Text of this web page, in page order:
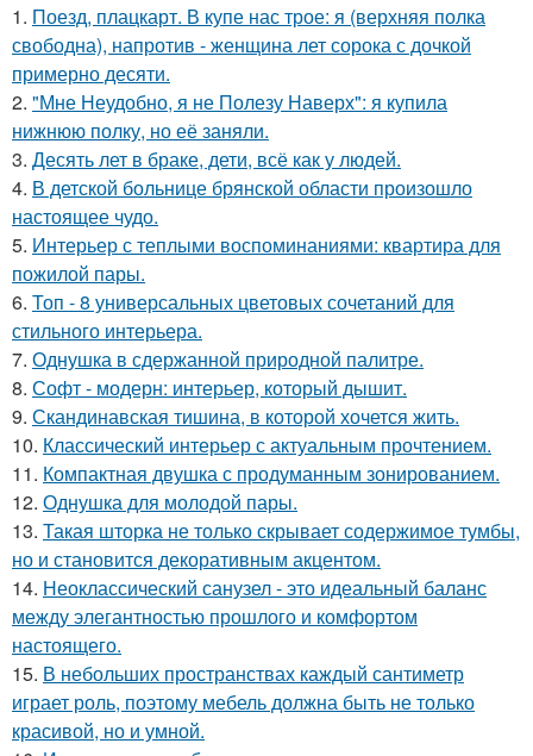
1. Поезд, плацкарт. В купе нас трое: я (верхняя полка
свободна), напротив - женщина лет сорока с дочкой
примерно десяти.
2. "Мне Неудобно, я не Полезу Наверх": я купила
нижнюю полку, но её заняли.
3. Десять лет в браке, дети, всё как у людей.
4. В детской больнице брянской области произошло
настоящее чудо.
5. Интерьер с теплыми воспоминаниями: квартира для
пожилой пары.
6. Топ - 8 универсальных цветовых сочетаний для
стильного интерьера.
7. Однушка в сдержанной природной палитре.
8. Софт - модерн: интерьер, который дышит.
9. Скандинавская тишина, в которой хочется жить.
10. Классический интерьер с актуальным прочтением.
11. Компактная двушка с продуманным зонированием.
12. Однушка для молодой пары.
13. Такая шторка не только скрывает содержимое тумбы,
но и становится декоративным акцентом.
14. Неоклассический санузел - это идеальный баланс
между элегантностью прошлого и комфортом
настоящего.
15. В небольших пространствах каждый сантиметр
играет роль, поэтому мебель должна быть не только
красивой, но и умной.